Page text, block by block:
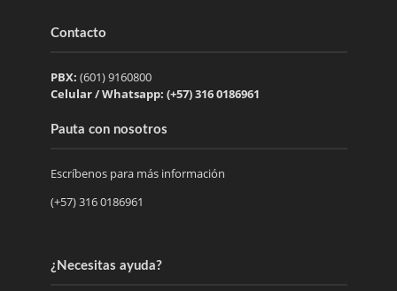
Contacto
PBX: (601) 9160800
Celular / Whatsapp: (+57) 316 0186961
Pauta con nosotros
Escríbenos para más información
(+57) 316 0186961
¿Necesitas ayuda?